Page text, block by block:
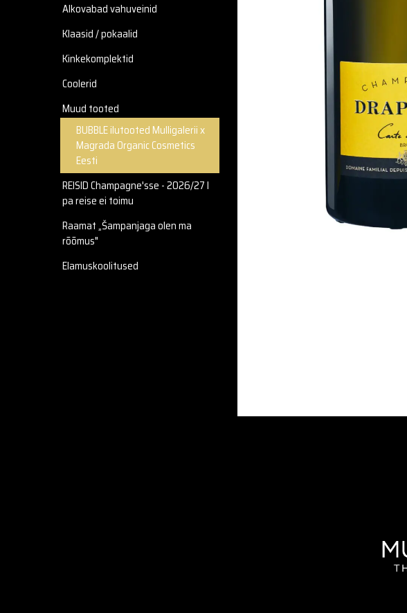
Alkovabad vahuveinid
Klaasid / pokaalid
Kinkekomplektid
Coolerid
Muud tooted
BUBBLE ilutooted Mulligalerii x
Magrada Organic Cosmetics
Eesti
REISID Champagne'sse - 2026/27 I
pa reise ei toimu
Raamat „Šampanjaga olen ma
rõõmus"
Elamuskoolitused